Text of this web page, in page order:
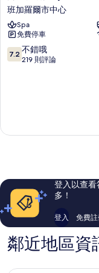
加
羅
爾
Royal
Orchid
Central
羅
心
班加羅爾市中心
Spa
免費停車
7.2
分，
哦，
論
7.2 不錯哦
219 則評論
登入以查
多！
登入 免費
鄰近地區資